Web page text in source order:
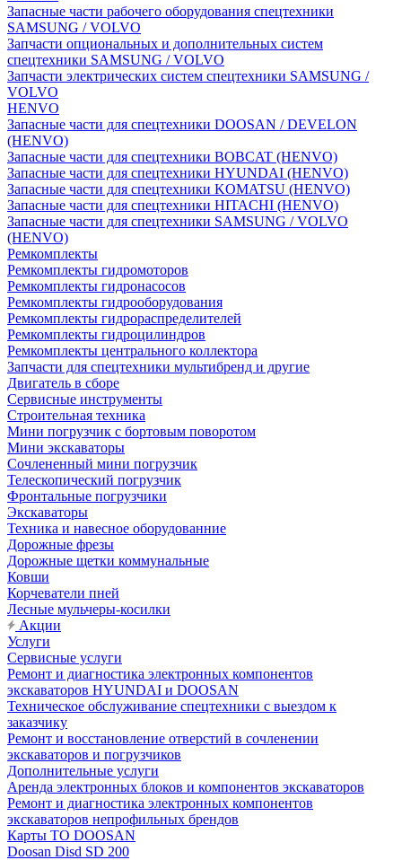
Запасные части рабочего оборудования спецтехники
SAMSUNG / VOLVO
Запчасти опциональных и дополнительных систем
спецтехники SAMSUNG / VOLVO
Запчасти электрических систем спецтехники SAMSUNG /
VOLVO
HENVO
Запасные части для спецтехники DOOSAN / DEVELON
(HENVO)
Запасные части для спецтехники BOBCAT (HENVO)
Запасные части для спецтехники HYUNDAI (HENVO)
Запасные части для спецтехники KOMATSU (HENVO)
Запасные части для спецтехники HITACHI (HENVO)
Запасные части для спецтехники SAMSUNG / VOLVO
(HENVO)
Ремкомплекты
Ремкомплекты гидромоторов
Ремкомплекты гидронасосов
Ремкомплекты гидрооборудования
Ремкомплекты гидрораспределителей
Ремкомплекты гидроцилиндров
Ремкомплекты центрального коллектора
Запчасти для спецтехники мультибренд и другие
Двигатель в сборе
Сервисные инструменты
Строительная техника
Мини погрузчик с бортовым поворотом
Мини экскаваторы
Сочлененный мини погрузчик
Телескопический погрузчик
Фронтальные погрузчики
Экскаваторы
Техника и навесное оборудованние
Дорожные фрезы
Дорожные щетки коммунальные
Ковши
Корчеватели пней
Лесные мульчеры-косилки
Акции
Услуги
Сервисные услуги
Ремонт и диагностика электронных компонентов
экскаваторов HYUNDAI и DOOSAN
Техническое обслуживание спецтехники с выездом к
заказчику
Ремонт и восстановление отверстий в сочленении
экскаваторов и погрузчиков
Дополнительные услуги
Аренда электронных блоков и компонентов экскаваторов
Ремонт и диагностика электронных компонентов
экскаваторов непрофильных брендов
Карты ТО DOOSAN
Doosan Disd SD 200